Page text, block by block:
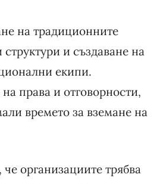
на традиционните
и създаване на
екипи.
права и отговорности,
времето за вземане на
организациите трябва